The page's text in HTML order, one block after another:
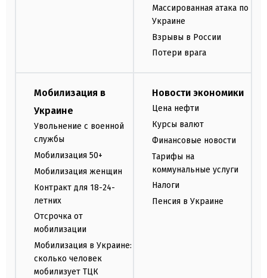
Массированная атака по
Украине
Взрывы в России
Потери врага
Мобилизация в
Украине
Увольнение с военной
службы
Мобилизация 50+
Мобилизация женщин
Контракт для 18-24-
летних
Отсрочка от
мобилизации
Мобилизация в Украине:
сколько человек
мобилизует ТЦК
Новости экономики
Цена нефти
Курсы валют
Финансовые новости
Тарифы на
коммунальные услуги
Налоги
Пенсия в Украине